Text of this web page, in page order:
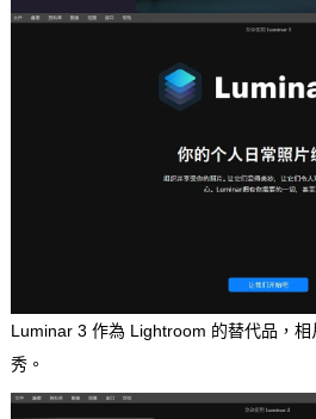
Luminar 3 作為 Lightroom 的替代品，
秀。